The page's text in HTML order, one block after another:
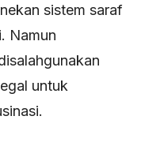
sistem saraf
Namun
untuk